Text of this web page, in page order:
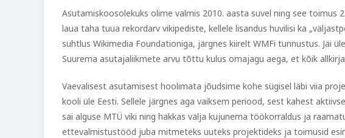
Asutamiskoosolekuks olime valmis 2010. aasta suvel ning see toimus
laua taha tuua rekordarv vikipediste, kellele lisandus huvilisi ka
suhtlus Wikimedia Foundationiga, järgnes kiirelt WMFi tunnustus. Jäi
Suurema asutajaliikmete arvu tõttu kulus omajagu aega, et kõik
Vaevalisest asutamisest hoolimata jõudsime kohe sügisel läbi viia
kooli üle Eesti. Sellele järgnes aga vaiksem periood, sest kahest
sai alguse MTÜ viki ning hakkas välja kujunema töökorraldus ja
ettevalmistustööd juba mitmeteks uuteks projektideks ja toimusid